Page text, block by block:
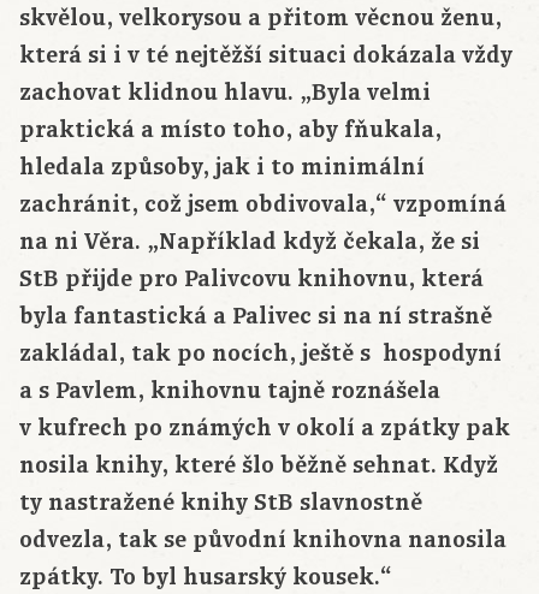
skvělou, velkorysou a přitom věcnou ženu,
která si i v té nejtěžší situaci dokázala vždy
zachovat klidnou hlavu. „Byla velmi
praktická a místo toho, aby fňukala,
hledala způsoby, jak i to minimální
zachránit, což jsem obdivovala,“ vzpomíná
na ni Věra. „Například když čekala, že si
StB přijde pro Palivcovu knihovnu, která
byla fantastická a Palivec si na ní strašně
zakládal, tak po nocích, ještě s hospodyní
a s Pavlem, knihovnu tajně roznášela
v kufrech po známých v okolí a zpátky pak
nosila knihy, které šlo běžně sehnat. Když
ty nastražené knihy StB slavnostně
odvezla, tak se původní knihovna nanosila
zpátky. To byl husarský kousek.“